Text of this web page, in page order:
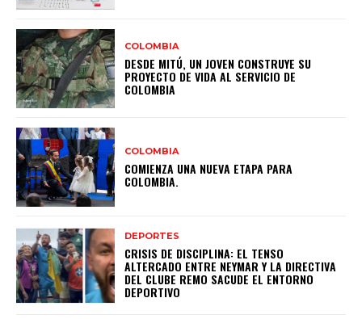
COLOMBIA
DESDE MITÚ, UN JOVEN CONSTRUYE SU
PROYECTO DE VIDA AL SERVICIO DE
COLOMBIA
COLOMBIA
COMIENZA UNA NUEVA ETAPA PARA
COLOMBIA.
DEPORTES
CRISIS DE DISCIPLINA: EL TENSO
ALTERCADO ENTRE NEYMAR Y LA DIRECTIVA
DEL CLUBE REMO SACUDE EL ENTORNO
DEPORTIVO